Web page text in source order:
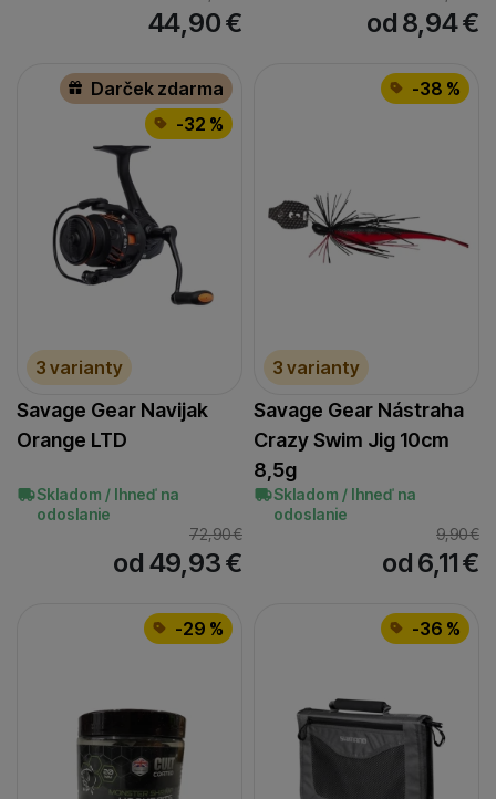
44,90€ od 8,94€
Darček zdarma
-32 %
3 varianty
Savage Gear Navijak
Orange LTD
Skladom / Ihneď na
odoslanie
72,90€
od 49,93€
-38 %
3 varianty
Savage Gear Nástraha
Crazy Swim Jig 10cm
8,5g
Skladom / Ihneď na
odoslanie
9,90€
od 6,11€
-29 % -36 %